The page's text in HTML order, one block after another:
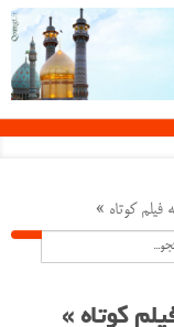
فیلم کوتاه »
کوتاه »